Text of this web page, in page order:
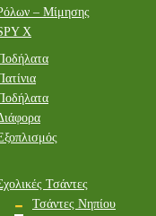
– Μίμησης
X
Τσάντες
Τσάντες Νηπίου